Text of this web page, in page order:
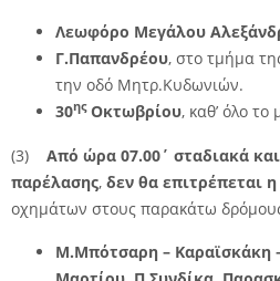
Λεωφόρο Μεγάλου
Γ.Παπανδρέου, στο τμήμα
την οδό Μητρ.Κυδωνιών.
30ηςΟκτωβρίου, καθ’ όλο το
(3) Από ώρα 07.00΄ σταδιακά
παρέλασης, δεν θα επιτρέπεται η
οχημάτων στους παρακάτω
Μ.Μπότσαρη – Καραϊσκάκη